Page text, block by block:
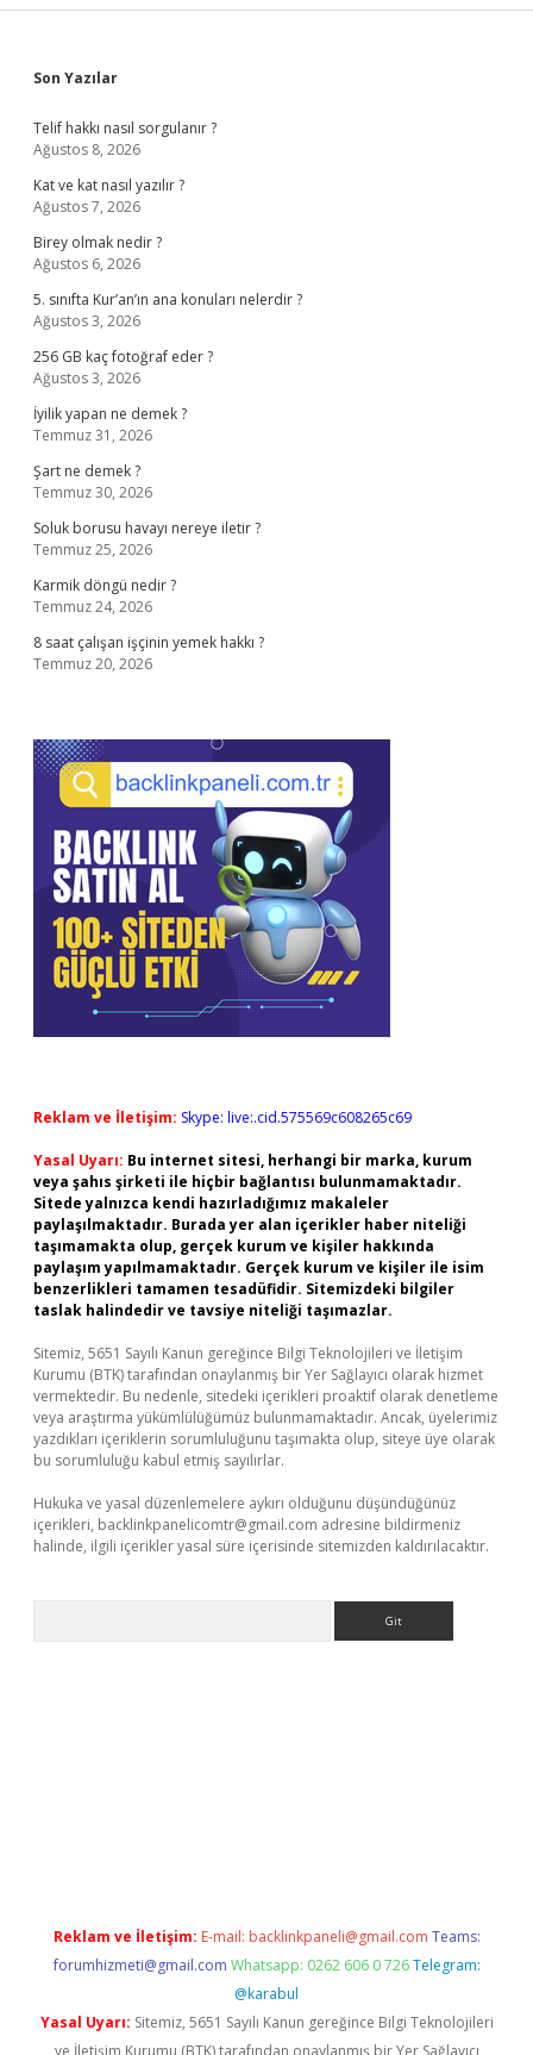
Sidebar
Son Yazılar
Telif hakkı nasıl sorgulanır ?
Ağustos 8, 2026
Kat ve kat nasıl yazılır ?
Ağustos 7, 2026
Birey olmak nedir ?
Ağustos 6, 2026
5. sınıfta Kur’an’ın ana konuları nelerdir ?
Ağustos 3, 2026
256 GB kaç fotoğraf eder ?
Ağustos 3, 2026
İyilik yapan ne demek ?
Temmuz 31, 2026
Şart ne demek ?
Temmuz 30, 2026
Soluk borusu havayı nereye iletir ?
Temmuz 25, 2026
Karmik döngü nedir ?
Temmuz 24, 2026
8 saat çalışan işçinin yemek hakkı ?
Temmuz 20, 2026
Reklam ve İletişim: Skype: live:.cid.575569c608265c69
Yasal Uyarı: Bu internet sitesi, herhangi bir marka, kurum
veya şahıs şirketi ile hiçbir bağlantısı bulunmamaktadır.
Sitede yalnızca kendi hazırladığımız makaleler
paylaşılmaktadır. Burada yer alan içerikler haber niteliği
taşımamakta olup, gerçek kurum ve kişiler hakkında
paylaşım yapılmamaktadır. Gerçek kurum ve kişiler ile isim
benzerlikleri tamamen tesadüfidir. Sitemizdeki bilgiler
taslak halindedir ve tavsiye niteliği taşımazlar.
Sitemiz, 5651 Sayılı Kanun gereğince Bilgi Teknolojileri ve İletişim
Kurumu (BTK) tarafından onaylanmış bir Yer Sağlayıcı olarak hizmet
vermektedir. Bu nedenle, sitedeki içerikleri proaktif olarak denetleme
veya araştırma yükümlülüğümüz bulunmamaktadır. Ancak, üyelerimiz
yazdıkları içeriklerin sorumluluğunu taşımakta olup, siteye üye olarak
bu sorumluluğu kabul etmiş sayılırlar.
Hukuka ve yasal düzenlemelere aykırı olduğunu düşündüğünüz
içerikleri, backlinkpanelicomtr@gmail.com adresine bildirmeniz
halinde, ilgili içerikler yasal süre içerisinde sitemizden kaldırılacaktır.
Reklam ve İletişim: E-mail: backlinkpaneli@gmail.com Teams:
forumhizmeti@gmail.com Whatsapp: 0262 606 0 726 Telegram:
@karabul
Yasal Uyarı: Sitemiz, 5651 Sayılı Kanun gereğince Bilgi Teknolojileri
ve İletişim Kurumu (BTK) tarafından onaylanmış bir Yer Sağlayıcı